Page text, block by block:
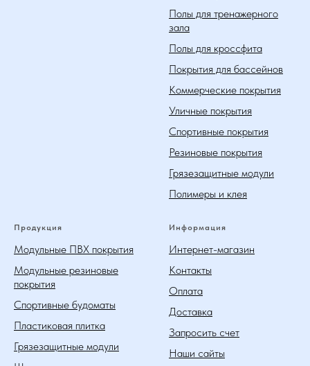
Полы для тренажерного
зала
Полы для кроссфита
Покрытия для бассейнов
Коммерческие покрытия
Уличные покрытия
Спортивные покрытия
Резиновые покрытия
Грязезащитные модули
Полимеры и клея
Продукция
Модульные ПВХ покрытия
Модульные резиновые
покрытия
Спортивные будоматы
Пластиковая плитка
Грязезащитные модули
Информация
Интернет-магазин
Контакты
Оплата
Доставка
Запросить счет
Наши сайты